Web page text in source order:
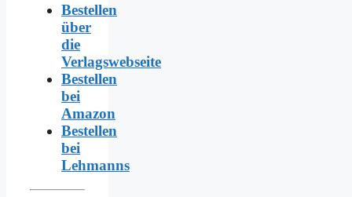
Bestellen
über
die
Verlagswebseite
Bestellen
bei
Amazon
Bestellen
bei
Lehmanns